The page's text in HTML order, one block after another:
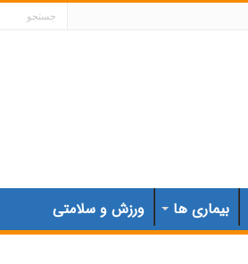
بیماری ها ورزش و سلامتی